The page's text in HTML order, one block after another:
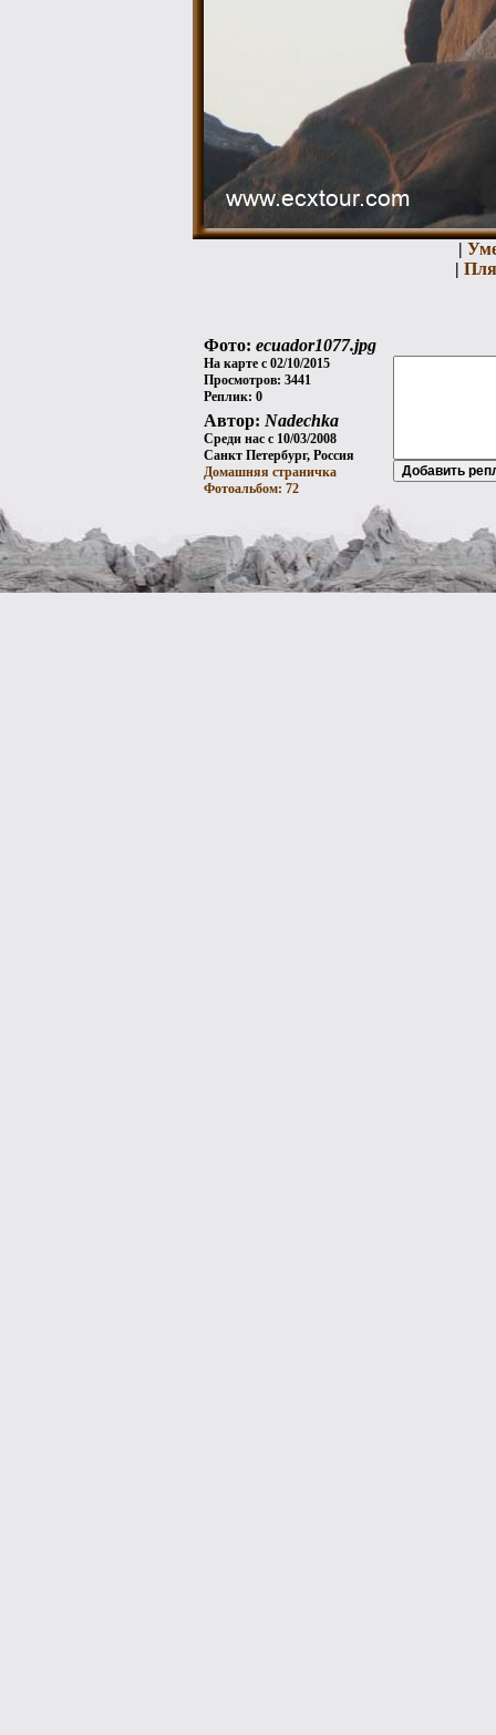
|
|
Фото: ecuador1077.jpg
На карте с 02/10/2015
Просмотров: 3441
Реплик: 0
Автор: Nadechka
Среди нас с 10/03/2008
Санкт Петербург, Россия
Домашняя страничка
Фотоальбом: 72